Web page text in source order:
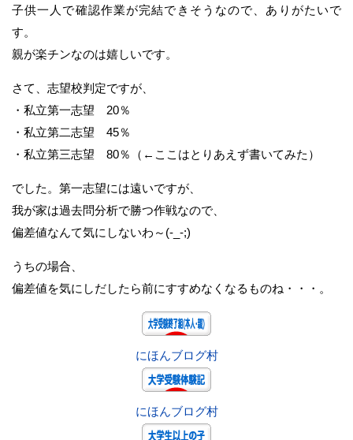
子供一人で確認作業が完結できそうなので、ありがたいで
す。
親が楽チンなのは嬉しいです。
さて、志望校判定ですが、
・私立第一志望 20％
・私立第二志望 45％
・私立第三志望 80％（←ここはとりあえず書いてみた）
でした。第一志望には遠いですが、
我が家は過去問分析で勝つ作戦なので、
偏差値なんて気にしないわ～(-_-;)
うちの場合、
偏差値を気にしだしたら前にすすめなくなるものね・・・。
にほんブログ村
にほんブログ村